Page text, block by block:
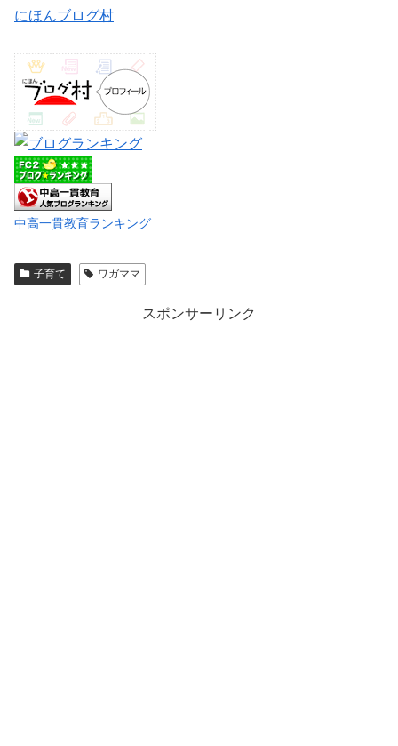
にほんブログ村
中高一貫教育ランキング
子育て ワガママ
スポンサーリンク